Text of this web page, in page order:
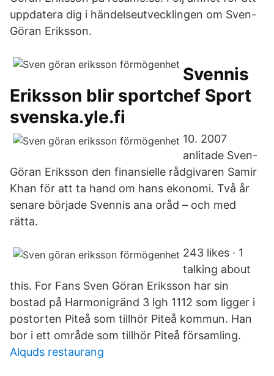
uppdatera dig i händelseutvecklingen om Sven-
Göran Eriksson.
Svennis
Eriksson blir sportchef Sport
svenska.yle.fi
10. 2007
anlitade Sven-
Göran Eriksson den finansielle rådgivaren Samir
Khan för att ta hand om hans ekonomi. Två år
senare började Svennis ana oråd – och med
rätta.
243 likes · 1
talking about
this. For Fans Sven Göran Eriksson har sin
bostad på Harmonigränd 3 lgh 1112 som ligger i
postorten Piteå som tillhör Piteå kommun. Han
bor i ett område som tillhör Piteå församling.
Alquds restaurang